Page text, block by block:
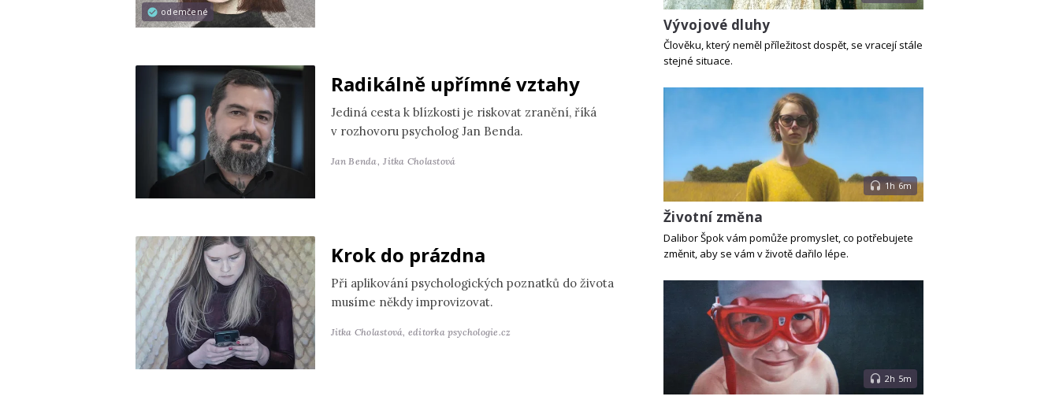
odemčené
Radikálně upřímné vztahy
Jediná cesta k blízkosti je riskovat zranění, říká
v rozhovoru psycholog Jan Benda.
Jan Benda, Jitka Cholastová
Krok do prázdna
Při aplikování psychologických poznatků do života
musíme někdy improvizovat.
Jitka Cholastová, editorka psychologie.cz
Vývojové dluhy
Člověku, který neměl příležitost dospět, se vracejí stále
stejné situace.
1h 6m
Životní změna
Dalibor Špok vám pomůže promyslet, co potřebujete
změnit, aby se vám v životě dařilo lépe.
2h 5m